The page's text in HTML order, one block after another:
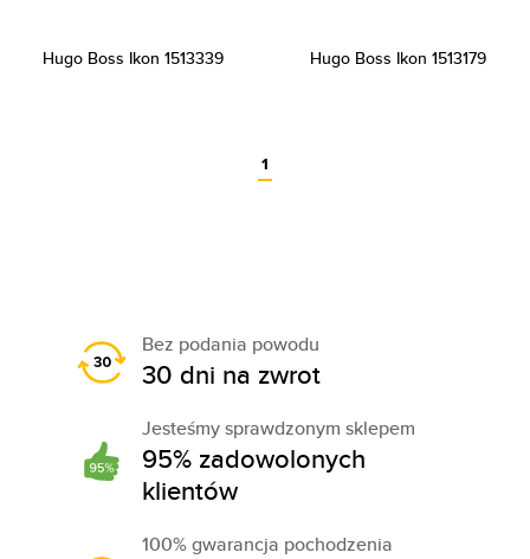
Hugo Boss Ikon 1513339 Hugo Boss Ikon 1513179
1
Bez podania powodu
30 dni na zwrot
Jesteśmy sprawdzonym sklepem
95% zadowolonych
klientów
100% gwarancja pochodzenia